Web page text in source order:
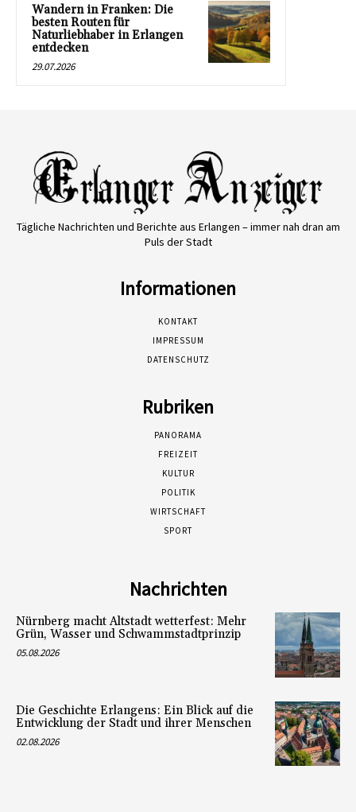
Wandern in Franken: Die
besten Routen für
Naturliebhaber in Erlangen
entdecken
29.07.2026
Tägliche Nachrichten und Berichte aus Erlangen – immer nah dran am
Puls der Stadt
Informationen
KONTAKT
IMPRESSUM
DATENSCHUTZ
Rubriken
PANORAMA
FREIZEIT
KULTUR
POLITIK
WIRTSCHAFT
SPORT
Nachrichten
Nürnberg macht Altstadt wetterfest: Mehr
Grün, Wasser und Schwammstadtprinzip
05.08.2026
Die Geschichte Erlangens: Ein Blick auf die
Entwicklung der Stadt und ihrer Menschen
02.08.2026